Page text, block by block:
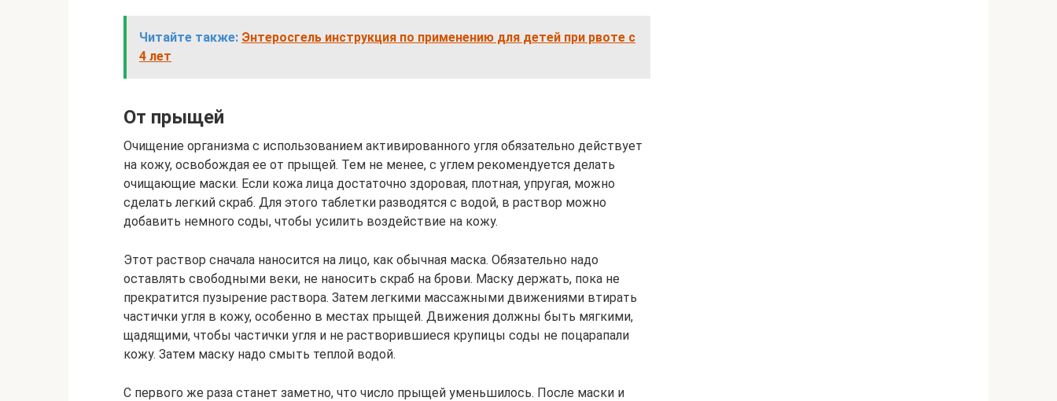
Читайте также: Энтеросгель инструкция по применению для детей при рвоте с
4 лет
От прыщей
Очищение организма с использованием активированного угля обязательно действует
на кожу, освобождая ее от прыщей. Тем не менее, с углем рекомендуется делать
очищающие маски. Если кожа лица достаточно здоровая, плотная, упругая, можно
сделать легкий скраб. Для этого таблетки разводятся с водой, в раствор можно
добавить немного соды, чтобы усилить воздействие на кожу.
Этот раствор сначала наносится на лицо, как обычная маска. Обязательно надо
оставлять свободными веки, не наносить скраб на брови. Маску держать, пока не
прекратится пузырение раствора. Затем легкими массажными движениями втирать
частички угля в кожу, особенно в местах прыщей. Движения должны быть мягкими,
щадящими, чтобы частички угля и не растворившиеся крупицы соды не поцарапали
кожу. Затем маску надо смыть теплой водой.
С первого же раза станет заметно, что число прыщей уменьшилось. После маски и